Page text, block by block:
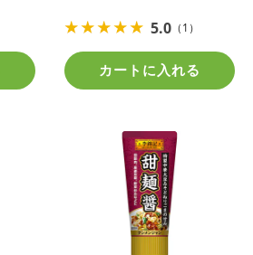
5.0 （1）
カートに入れる